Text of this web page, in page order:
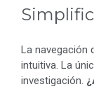
La navegación
intuitiva. La
investigación.